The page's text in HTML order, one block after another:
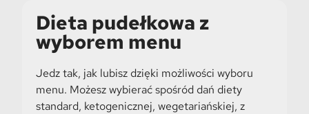
Dieta pudełkowa z
wyborem menu
Jedz tak, jak lubisz dzięki możliwości wyboru
menu. Możesz wybierać spośród dań diety
standard, ketogenicznej, wegetariańskiej, z